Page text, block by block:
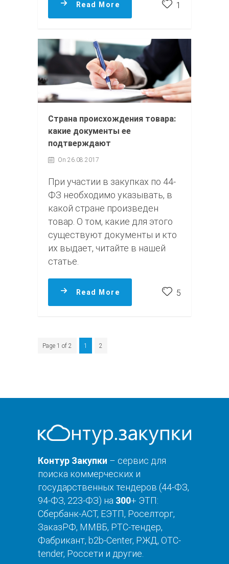
Read More 1
Страна происхождения товара:
какие документы ее
подтверждают
On 26.08.2017
При участии в закупках по 44-
ФЗ необходимо указывать, в
какой стране произведен
товар. О том, какие для этого
существуют документы и кто
их выдает, читайте в нашей
статье.
Read More 5
Page 1 of 2 1 2
Контур Закупки – сервис для
поиска коммерческих и
государственных тендеров (44-ФЗ,
94-ФЗ, 223-ФЗ) на 300+ ЭТП:
Сбербанк-АСТ, ЕЭТП, Роселторг,
ЗаказРФ, ММВБ, РТС-тендер,
Фабрикант, b2b-Center, РЖД, OTC-
tender, Россети и другие.